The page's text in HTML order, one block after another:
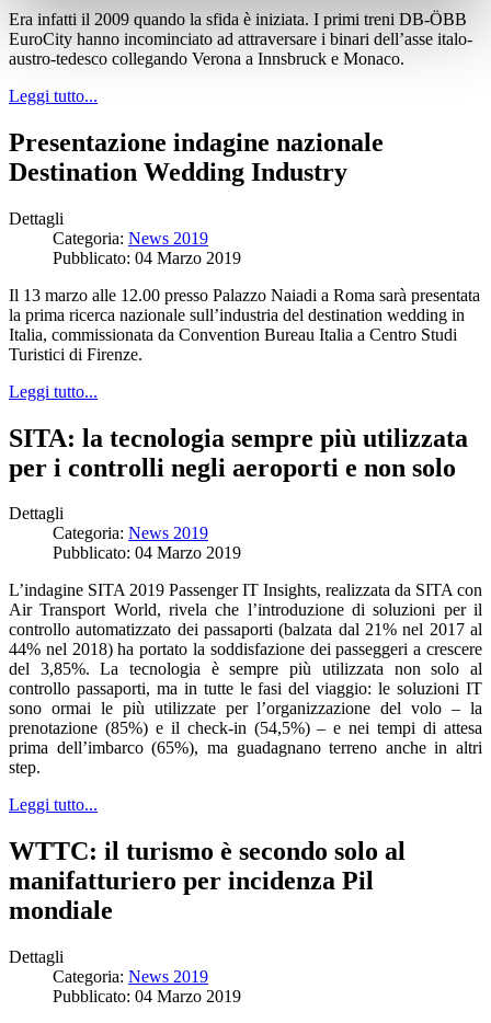
Era infatti il 2009 quando la sfida è iniziata. I primi treni DB-ÖBB
EuroCity hanno incominciato ad attraversare i binari dell’asse italo-
austro-tedesco collegando Verona a Innsbruck e Monaco.
Leggi tutto...
Presentazione indagine nazionale
Destination Wedding Industry
Dettagli
Categoria: News 2019
Pubblicato: 04 Marzo 2019
Il 13 marzo alle 12.00 presso Palazzo Naiadi a Roma sarà presentata
la prima ricerca nazionale sull’industria del destination wedding in
Italia, commissionata da Convention Bureau Italia a Centro Studi
Turistici di Firenze.
Leggi tutto...
SITA: la tecnologia sempre più utilizzata
per i controlli negli aeroporti e non solo
Dettagli
Categoria: News 2019
Pubblicato: 04 Marzo 2019
L’indagine SITA 2019 Passenger IT Insights, realizzata da SITA con
Air Transport World, rivela che l’introduzione di soluzioni per il
controllo automatizzato dei passaporti (balzata dal 21% nel 2017 al
44% nel 2018) ha portato la soddisfazione dei passeggeri a crescere
del 3,85%. La tecnologia è sempre più utilizzata non solo al
controllo passaporti, ma in tutte le fasi del viaggio: le soluzioni IT
sono ormai le più utilizzate per l’organizzazione del volo – la
prenotazione (85%) e il check-in (54,5%) – e nei tempi di attesa
prima dell’imbarco (65%), ma guadagnano terreno anche in altri
step.
Leggi tutto...
WTTC: il turismo è secondo solo al
manifatturiero per incidenza Pil
mondiale
Dettagli
Categoria: News 2019
Pubblicato: 04 Marzo 2019